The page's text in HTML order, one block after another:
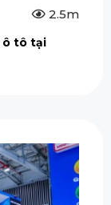
2.5m
ô tô tại